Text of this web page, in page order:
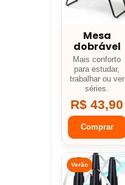
Mesa
dobrável
Mais conforto
para estudar,
trabalhar ou ver
séries.
R$ 43,90
Comprar
Verão